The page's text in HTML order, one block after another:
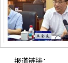
报道链接：